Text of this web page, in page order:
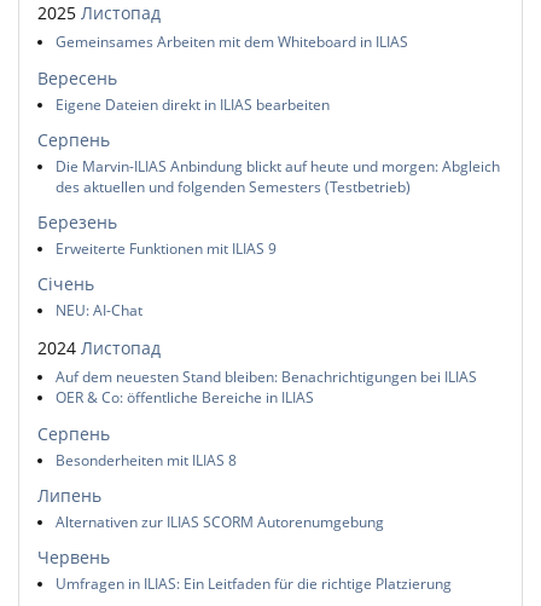
2025 Листопад
Gemeinsames Arbeiten mit dem Whiteboard in ILIAS
Вересень
Eigene Dateien direkt in ILIAS bearbeiten
Серпень
Die Marvin-ILIAS Anbindung blickt auf heute und morgen: Abgleich
des aktuellen und folgenden Semesters (Testbetrieb)
Березень
Erweiterte Funktionen mit ILIAS 9
Січень
NEU: AI-Chat
2024 Листопад
Auf dem neuesten Stand bleiben: Benachrichtigungen bei ILIAS
OER & Co: öffentliche Bereiche in ILIAS
Серпень
Besonderheiten mit ILIAS 8
Липень
Alternativen zur ILIAS SCORM Autorenumgebung
Червень
Umfragen in ILIAS: Ein Leitfaden für die richtige Platzierung